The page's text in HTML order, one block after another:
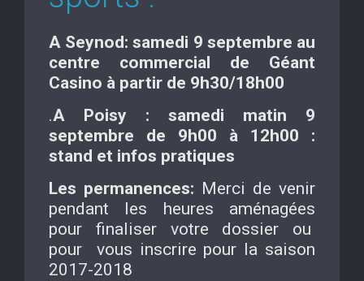
A Seynod: samedi 9 septembre au
centre commercial de Géant
Casino à partir de 9h30/18h00
.A Poisy : samedi matin 9
septembre de 9h00 à 12h00 :
stand et infos pratiques
Les permanences: Merci de venir
pendant les heures aménagées
pour finaliser votre dossier ou
pour vous inscrire pour la saison
2017-2018